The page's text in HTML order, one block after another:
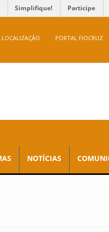
Simplifique! Participe
LOCALIZAÇÃO PORTAL FIOCRUZ
NOTÍCIAS